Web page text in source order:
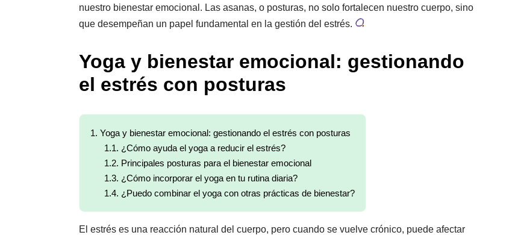
nuestro bienestar emocional. Las asanas, o posturas, no solo fortalecen nuestro cuerpo, sino
que desempeñan un papel fundamental en la gestión del estrés.
Yoga y bienestar emocional: gestionando
el estrés con posturas
1. Yoga y bienestar emocional: gestionando el estrés con posturas
1.1. ¿Cómo ayuda el yoga a reducir el estrés?
1.2. Principales posturas para el bienestar emocional
1.3. ¿Cómo incorporar el yoga en tu rutina diaria?
1.4. ¿Puedo combinar el yoga con otras prácticas de bienestar?
El estrés es una reacción natural del cuerpo, pero cuando se vuelve crónico, puede afectar